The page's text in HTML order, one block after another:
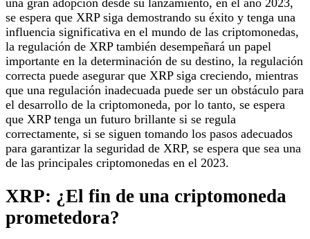
se espera que XRP siga demostrando su éxito y tenga una
influencia significativa en el mundo de las criptomonedas,
la regulación de XRP también desempeñará un papel
importante en la determinación de su destino, la regulación
correcta puede asegurar que XRP siga creciendo, mientras
que una regulación inadecuada puede ser un obstáculo para
el desarrollo de la criptomoneda, por lo tanto, se espera
que XRP tenga un futuro brillante si se regula
correctamente, si se siguen tomando los pasos adecuados
para garantizar la seguridad de XRP, se espera que sea una
de las principales criptomonedas en el 2023.
XRP: ¿El fin de una criptomoneda
prometedora?